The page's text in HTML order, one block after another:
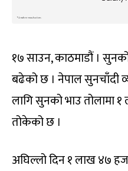
१७ साउन, काठमाडौं ।
बढेको छ । नेपाल सुनचाँदी
लागि सुनको भाउ तोलामा
तोकेको छ ।
अघिल्लो दिन १ लाख ४७